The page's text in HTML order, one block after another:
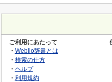
ご利用にあたって
・ Weblio辞書とは
・ 検索の仕方
・ ヘルプ
・ 利用規約